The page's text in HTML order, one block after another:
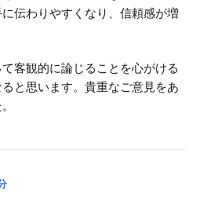
伝わりやすくなり、信頼感が増
客観的に論じることを心がける
と思います。貴重なご意見をあ